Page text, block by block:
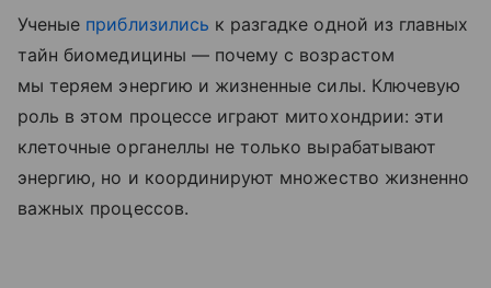
Ученые приблизились к разгадке одной из главных
тайн биомедицины — почему с возрастом
мы теряем энергию и жизненные силы. Ключевую
роль в этом процессе играют митохондрии: эти
клеточные органеллы не только вырабатывают
энергию, но и координируют множество жизненно
важных процессов.